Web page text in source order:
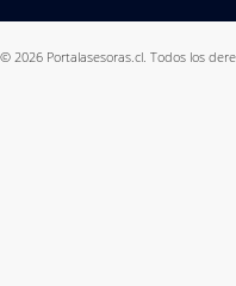
© 2026 Portalasesoras.cl. Todos los